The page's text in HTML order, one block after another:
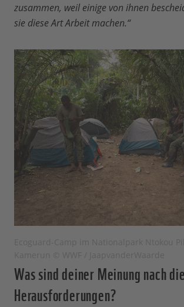
zusammen, weil einige von ihnen
sie diese Art Arbeit machen.“
Was sind deiner Meinung nach
Herausforderungen?